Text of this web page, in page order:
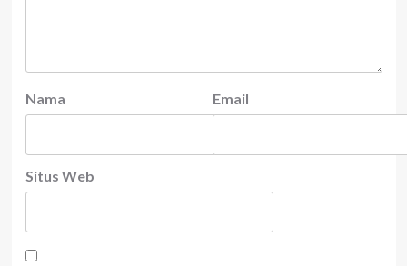
Nama Email
Situs Web